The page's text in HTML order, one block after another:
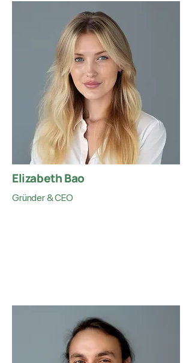
Elizabeth Bao
Gründer & CEO